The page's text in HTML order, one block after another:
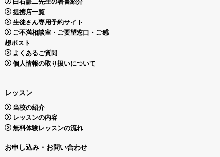
提携店一覧
生徒さん専用予約サイト
ご不満相談室・ご要望窓口・ご感
想ポスト
よくあるご質問
個人情報の取り扱いについて
レッスン
当校の紹介
レッスンの内容
無料体験レッスンの流れ
お申し込み・お問い合わせ